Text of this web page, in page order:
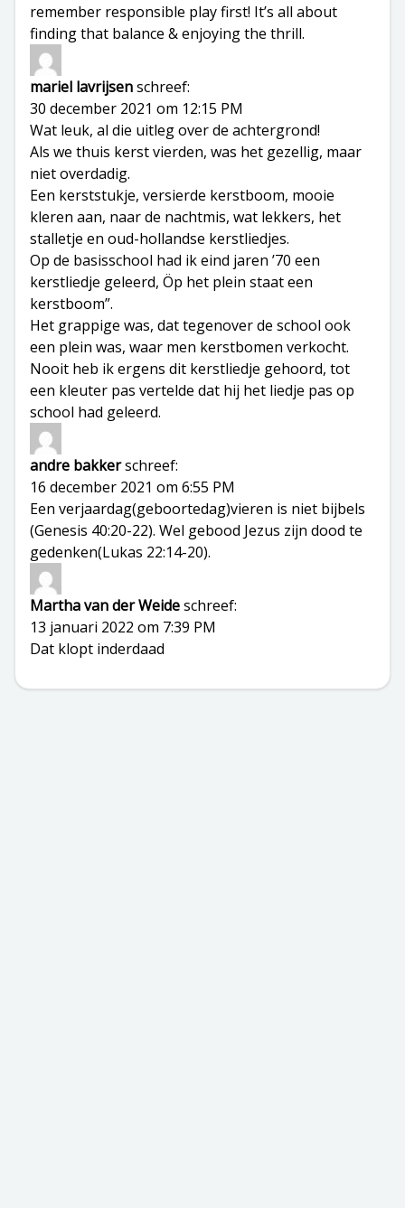
remember responsible play first! It’s all about
finding that balance & enjoying the thrill.
mariel lavrijsenschreef:
30 december 2021 om 12:15 PM
Wat leuk, al die uitleg over de achtergrond!
Als we thuis kerst vierden, was het gezellig, maar
niet overdadig.
Een kerststukje, versierde kerstboom, mooie
kleren aan, naar de nachtmis, wat lekkers, het
stalletje en oud-hollandse kerstliedjes.
Op de basisschool had ik eind jaren ’70 een
kerstliedje geleerd, Öp het plein staat een
kerstboom”.
Het grappige was, dat tegenover de school ook
een plein was, waar men kerstbomen verkocht.
Nooit heb ik ergens dit kerstliedje gehoord, tot
een kleuter pas vertelde dat hij het liedje pas op
school had geleerd.
andre bakkerschreef:
16 december 2021 om 6:55 PM
Een verjaardag(geboortedag)vieren is niet bijbels
(Genesis 40:20-22). Wel gebood Jezus zijn dood te
gedenken(Lukas 22:14-20).
Martha van der Weideschreef:
13 januari 2022 om 7:39 PM
Dat klopt inderdaad